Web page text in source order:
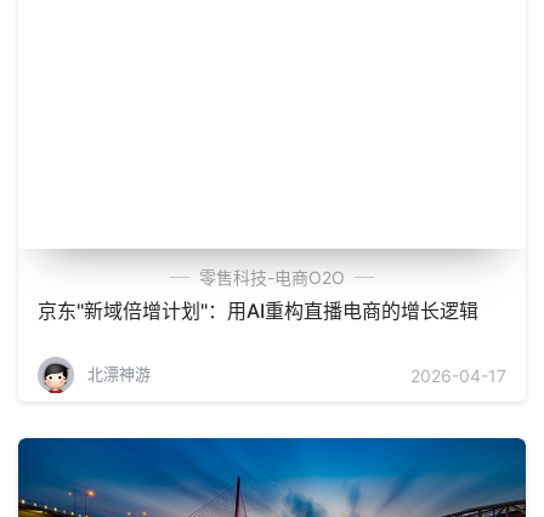
零售科技-电商O2O
京东"新域倍增计划"：用AI重构直播电商的增长逻辑
北漂神游 2026-04-17